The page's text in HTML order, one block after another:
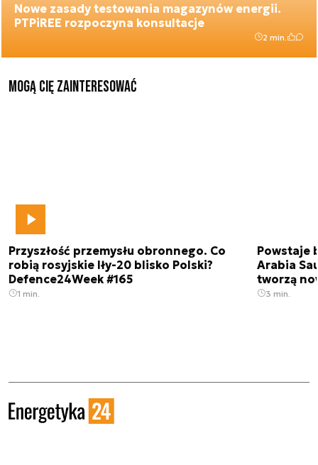
Nowe zasady testowania magazynów energii.
PTPiREE rozpoczyna konsultacje
2 min.
Mogą Cię zainteresować
Przyszłość przemysłu obronnego. Co
robią rosyjskie Iły-20 blisko Polski?
Defence24Week #165
1 min.
Powstaje
Arabia
tworzą
3 min.